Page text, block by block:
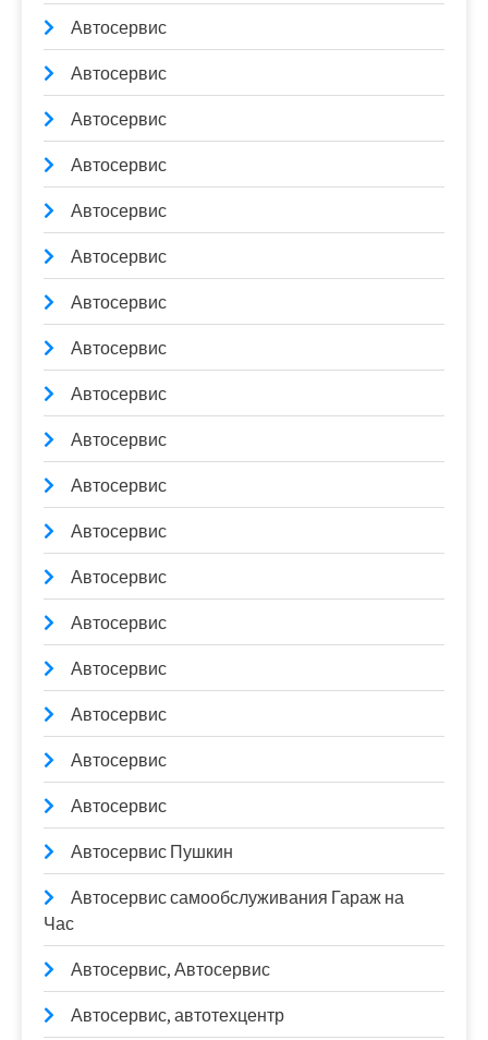
Автосервис
Автосервис
Автосервис
Автосервис
Автосервис
Автосервис
Автосервис
Автосервис
Автосервис
Автосервис
Автосервис
Автосервис
Автосервис
Автосервис
Автосервис
Автосервис
Автосервис
Автосервис
Автосервис Пушкин
Автосервис самообслуживания Гараж на
Час
Автосервис, Автосервис
Автосервис, автотехцентр